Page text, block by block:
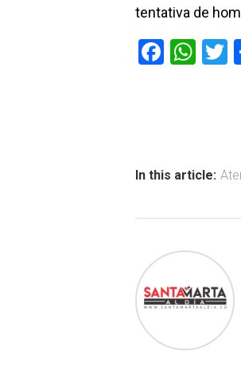
tentativa de
F
ok
W
p
In this article: